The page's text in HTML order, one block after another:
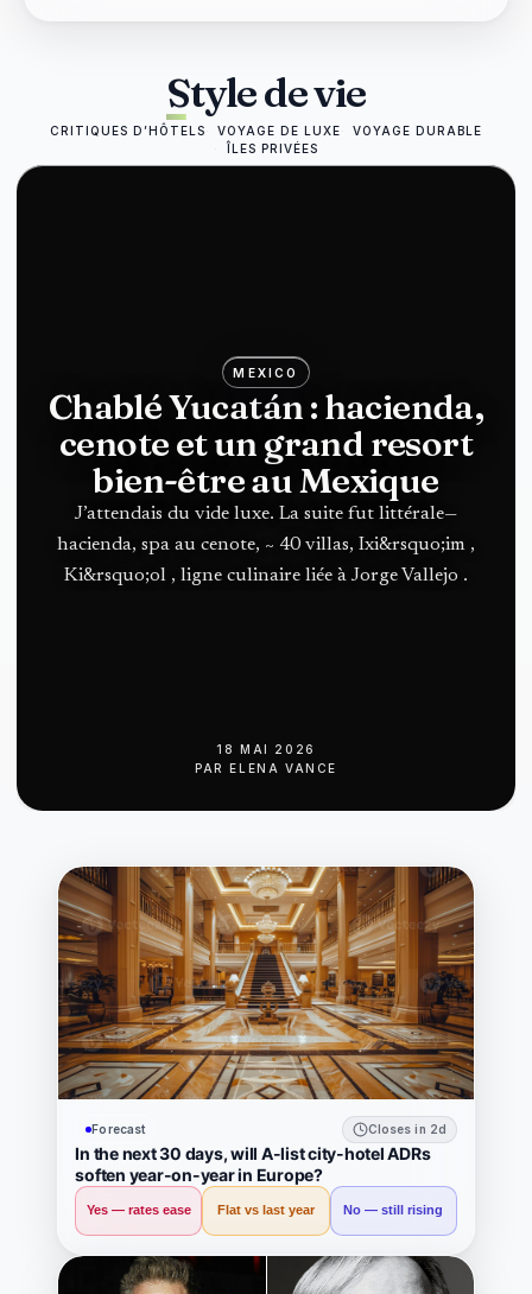
Style de vie
CRITIQUES D’HÔTELS VOYAGE DE LUXE
VOYAGE DURABLE
ÎLES PRIVÉES
MEXICO
Chablé Yucatán : hacienda,
cenote et un grand resort
bien-être au Mexique
J’attendais du vide luxe. La suite fut littérale—
hacienda, spa au cenote, ~ 40 villas, Ixi&rsquo;im ,
Ki&rsquo;ol , ligne culinaire liée à Jorge Vallejo .
18 MAI 2026
PAR
ELENA VANCE
Forecast Closes in 2d
In the next 30 days, will A-list city-hotel ADRs
soften year-on-year in Europe?
Yes — rates ease Flat vs last year No — still rising